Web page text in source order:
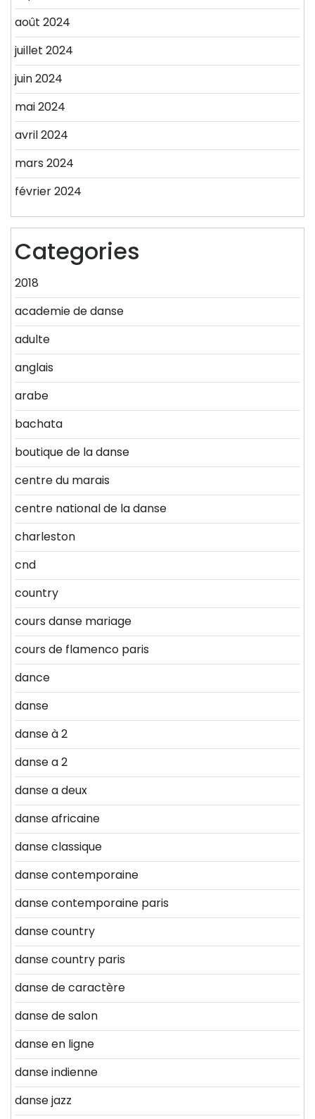
août 2024
juillet 2024
juin 2024
mai 2024
avril 2024
mars 2024
février 2024
Categories
2018
academie de danse
adulte
anglais
arabe
bachata
boutique de la danse
centre du marais
centre national de la danse
charleston
cnd
country
cours danse mariage
cours de flamenco paris
dance
danse
danse à 2
danse a 2
danse a deux
danse africaine
danse classique
danse contemporaine
danse contemporaine paris
danse country
danse country paris
danse de caractère
danse de salon
danse en ligne
danse indienne
danse jazz